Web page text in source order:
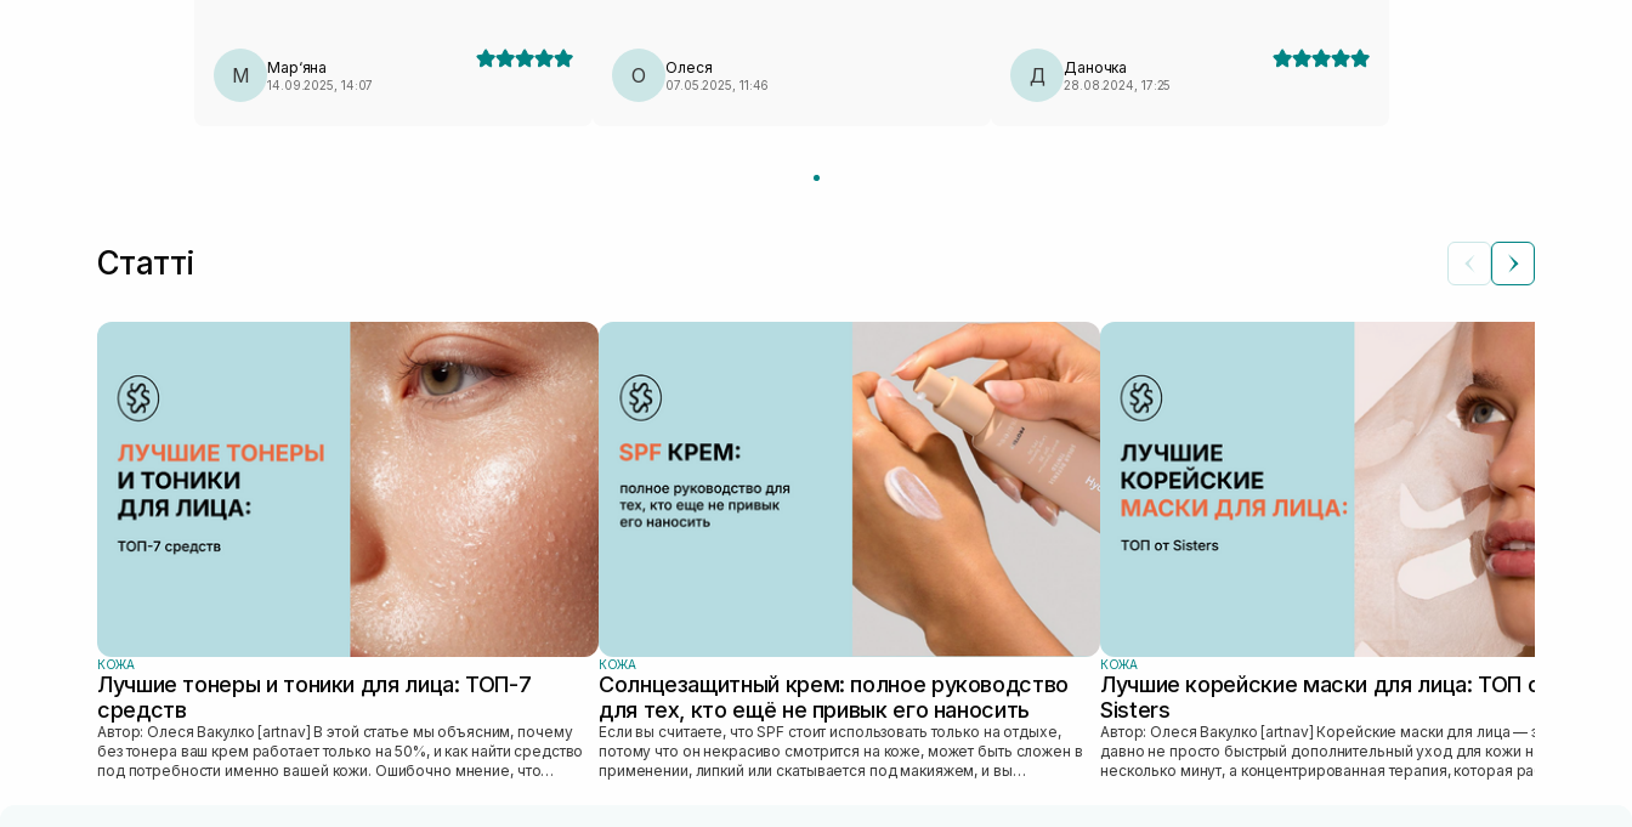
від Corpus та Salt and stone, але вони для мене
були значно менш ефективними.
М Мар‘яна
14.09.2025, 14:07 О Олеся
07.05.2025, 11:46 Д Даночка
28.08.2024, 17:25
Статті
КОЖА
Лучшие тонеры и тоники для лица: ТОП-7
средств
Автор: Олеся Вакулко [artnav] В этой статье мы объясним, почему
без тонера ваш крем работает только на 50%, и как найти средство
под потребности именно вашей кожи. Ошибочно мнение, что
КОЖА
Солнцезащитный крем: полное руководство
для тех, кто ещё не привык его наносить
Если вы считаете, что SPF стоит использовать только на отдыхе,
потому что он некрасиво смотрится на коже, может быть сложен в
применении, липкий или скатывается под макияжем, и вы
КОЖА
Лучшие корейские маски для лица: ТОП от
Sisters
Автор: Олеся Вакулко [artnav] Корейские маски для лица — это уже
давно не просто быстрый дополнительный уход для кожи на
несколько минут, а концентрированная терапия, которая работает